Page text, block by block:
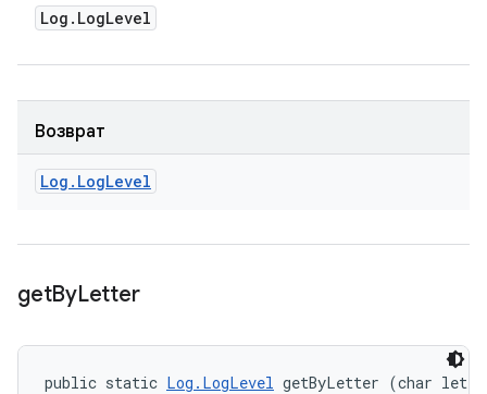
Log . LogLevel
Возврат
Log . LogLevel
getByLetter
public static Log.LogLevel getByLetter (char